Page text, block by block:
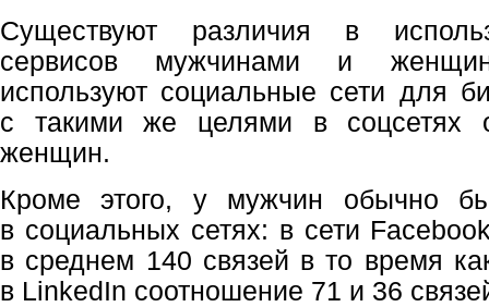
Существуют различия в
сервисов мужчинами и
используют социальные сети для
с такими же целями в соцсетях
женщин.
Кроме этого, у мужчин обычно
в социальных сетях: в сети
в среднем 140 связей в то время
в LinkedIn соотношение 71 и 36